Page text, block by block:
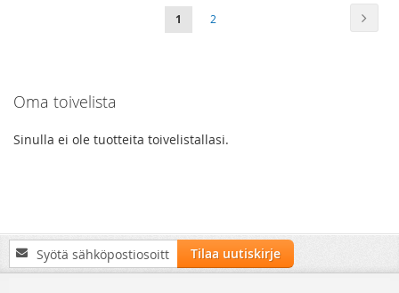
Sivu
You're
1 Sivu
2
Oma toivelista
Sinulla ei ole tuotteita toivelistallasi.
Tilaa
uutiskirjeemme:
Tilaa uutiskirje